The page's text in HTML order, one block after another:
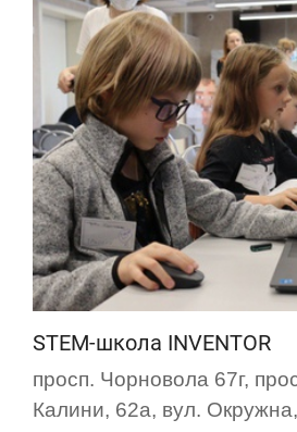
STEM-школа INVENTOR
просп. Чорновола 67г,
Калини, 62а, вул.